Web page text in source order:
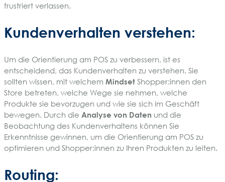
frustriert verlassen.
Kundenverhalten verstehen:
Um die Orientierung am POS zu verbessern, ist es
entscheidend, das Kundenverhalten zu verstehen. Sie
sollten wissen, mit welchem Mindset Shopper:innen den
Store betreten, welche Wege sie nehmen, welche
Produkte sie bevorzugen und wie sie sich im Geschäft
bewegen. Durch die Analyse von Daten und die
Beobachtung des Kundenverhaltens können Sie
Erkenntnisse gewinnen, um die Orientierung am POS zu
optimieren und Shopper:innen zu Ihren Produkten zu leiten.
Routing: